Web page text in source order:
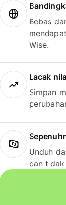
Bebas
Wise.
Lacak
Simpan
Unduh
dan tidak